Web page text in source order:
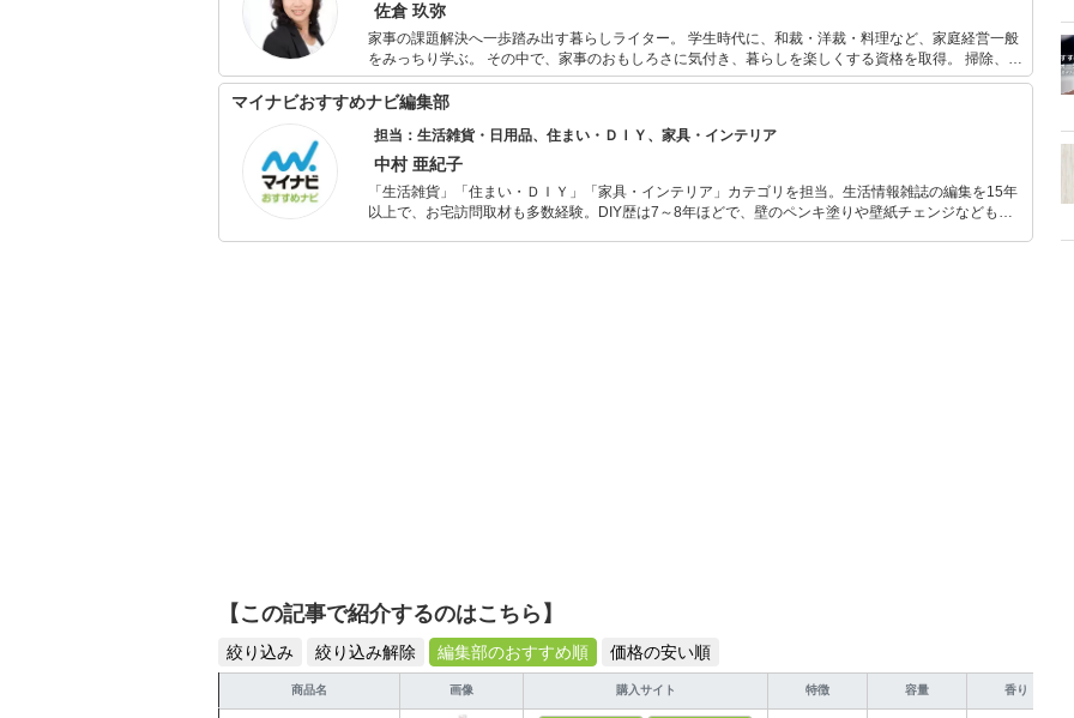
佐倉 玖弥
家事の課題解決へ一歩踏み出す暮らしライター。 学生時代に、和裁・洋裁・料理など、家庭経営一般
をみっちり学ぶ。 その中で、家事のおもしろさに気付き、暮らしを楽しくする資格を取得。 掃除、片
付け、洗濯、料理、ガーデニングなど、日々の雑多な家事のお悩み解決のためのノウハウを執筆して
いる。 目指すゴールは「楽してきちんと快適に！」
マイナビおすすめナビ編集部
担当：生活雑貨・日用品、住まい・ＤＩＹ、家具・インテリア
中村 亜紀子
「生活雑貨」「住まい・ＤＩＹ」「家具・インテリア」カテゴリを担当。生活情報雑誌の編集を15年
以上で、お宅訪問取材も多数経験。DIY歴は7～8年ほどで、壁のペンキ塗りや壁紙チェンジなどもチ
【この記事で紹介するのはこちら】
絞り込み 絞り込み解除 編集部のおすすめ順 価格の安い順
商品名 画像 購入サイト 特徴 容量 香り